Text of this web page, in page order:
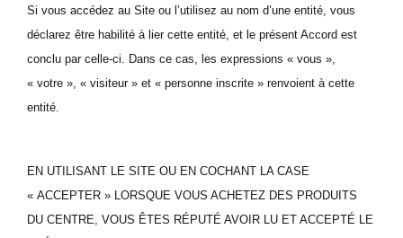
Si vous accédez au Site ou l’utilisez au nom d’une entité, vous
déclarez être habilité à lier cette entité, et le présent Accord est
conclu par celle-ci. Dans ce cas, les expressions « vous »,
« votre », « visiteur » et « personne inscrite » renvoient à cette
entité.
EN UTILISANT LE SITE OU EN COCHANT LA CASE
« ACCEPTER » LORSQUE VOUS ACHETEZ DES PRODUITS
DU CENTRE, VOUS ÊTES RÉPUTÉ AVOIR LU ET ACCEPTÉ LE